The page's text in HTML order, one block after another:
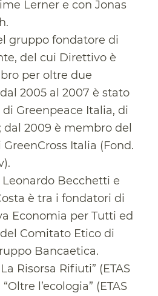
Lerner e con Jonas
gruppo fondatore di
del cui Direttivo è
per oltre due
2005 al 2007 è stato
Greenpeace Italia, di
dal 2009 è membro del
Italia (Fond.
Leonardo Becchetti e
è tra i fondatori di
Economia per Tutti ed
Comitato Etico di
Bancaetica.
Risorsa Rifiuti” (ETAS
l’ecologia” (ETAS